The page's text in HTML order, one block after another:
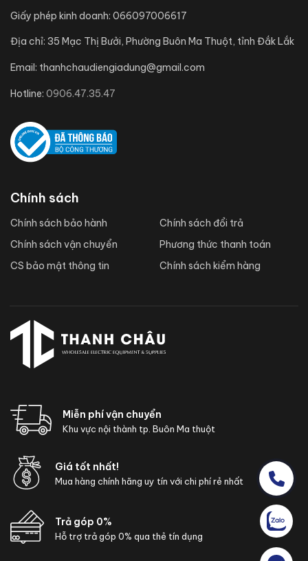
Giấy phép kinh doanh: 066097006617
Địa chỉ: 35 Mạc Thị Bưởi, Phường Buôn Ma Thuột, tỉnh Đắk Lắk
Email: thanhchaudiengiadung@gmail.com
Hotline: 0906.47.35.47
Chính sách
Chính sách bảo hành
Chính sách vận chuyển
CS bảo mật thông tin
Chính sách đổi trả
Phương thức thanh toán
Chính sách kiểm hàng
Miễn phí vận chuyển
Khu vực nội thành tp. Buôn Ma thuột
Giá tốt nhất!
Mua hàng chính hãng uy tín với chi phí rẻ nhất
Trả góp 0%
Hỗ trợ trả góp 0% qua thẻ tín dụng